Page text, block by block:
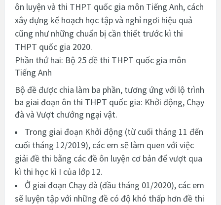
ôn luyện và thi THPT quốc gia môn Tiếng Anh, cách
xây dựng kế hoạch học tập và nghỉ ngơi hiệu quả
cũng như những chuẩn bị cần thiết trước kì thi
THPT quốc gia 2020.
Phần thứ hai: Bộ 25 đề thi THPT quốc gia môn
Tiếng Anh
Bộ đề được chia làm ba phần, tương ứng với lộ trình
ba giai đoạn ôn thi THPT quốc gia: Khởi động, Chạy
đà và Vượt chướng ngại vật.
Trong giai đoạn Khởi động (từ cuối tháng 11 đến
cuối tháng 12/2019), các em sẽ làm quen với việc
giải đề thi bằng các đề ôn luyện cơ bản để vượt qua
kì thi học kì I của lớp 12.
Ở giai đoạn Chạy đà (đầu tháng 01/2020), các em
sẽ luyện tập với những đề có độ khó thấp hơn đề thi